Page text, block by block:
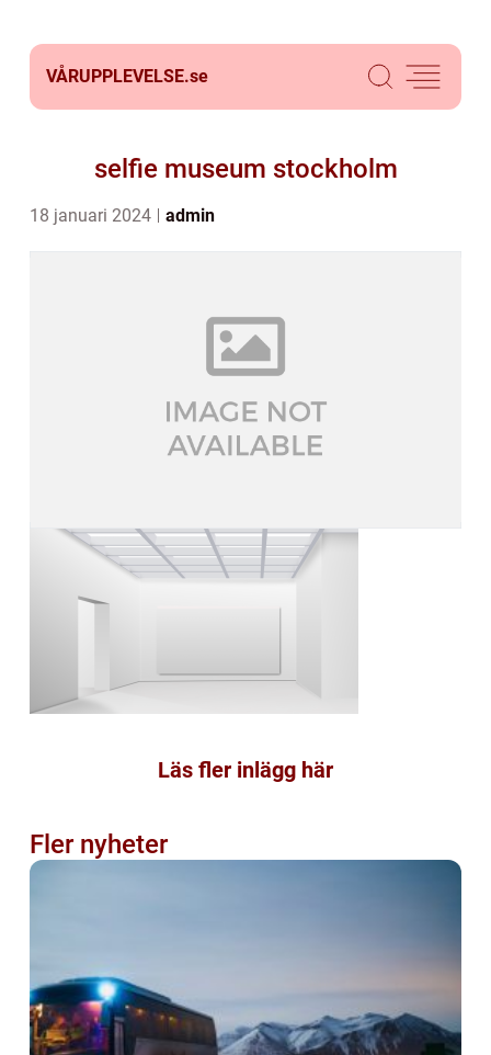
VÅRUPPLEVELSE.se
selfie museum stockholm
18 januari 2024 admin
Läs fler inlägg här
Fler nyheter